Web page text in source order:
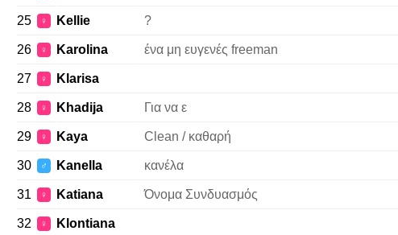
25 ♀ Kellie ?
26 ♀ Karolina ένα μη ευγενές freeman
27 ♀ Klarisa
28 ♀ Khadija Για να ε
29 ♀ Kaya Clean / καθαρή
30 ♂ Kanella κανέλα
31 ♀ Katiana Όνομα Συνδυασμός
32 ♀ Klontiana